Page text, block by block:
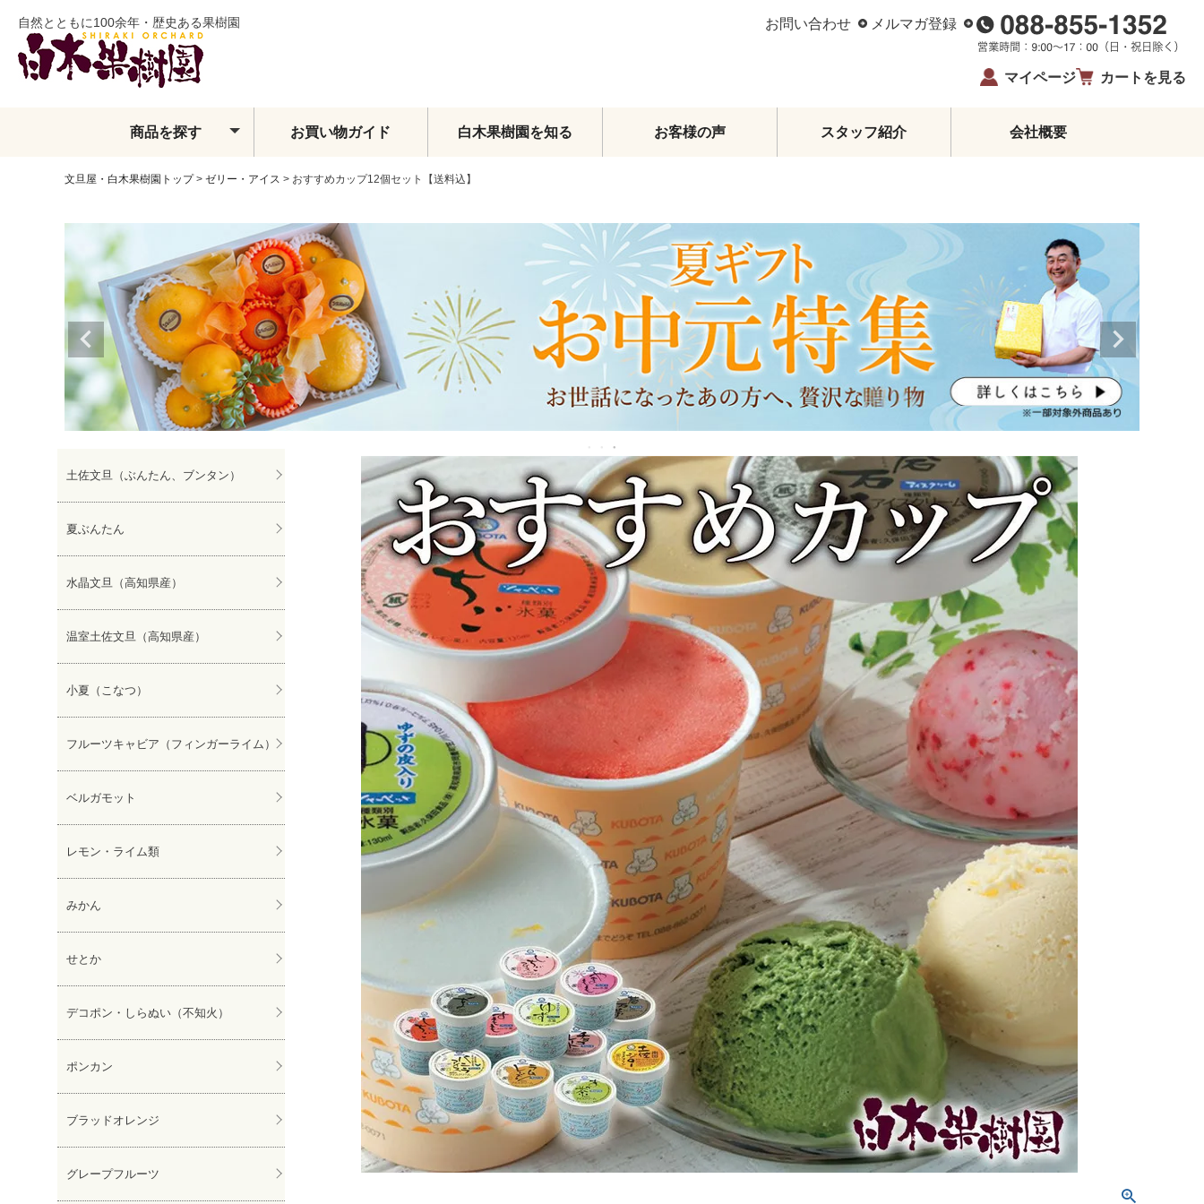
自然とともに100余年・歴史ある果樹園 お問い合わせ メルマガ登録
マイページ カートを見る
商品を探す
土佐文旦
水晶文旦
温室土佐文旦
小夏
フィンガーライム
ベルガモット
レモン・ライム類
みかん
せとか
しらぬい
ぽんかん
その他柑橘類
メロン・スイカ
その他フルーツ
フルーツトマト
頒布会
オーダーメイドフルーツセット
旬のおまかせセット
ゼリー・アイス
柑橘皮むき器
イベント・限定商品
夏ギフト・お中元
お歳暮
生姜
鰹のたたき
お酒
高知県産
坂本龍馬グッズ
お買い物ガイド 白木果樹園を知る お客様の声 スタッフ紹介 会社概要
文旦屋・白木果樹園トップ ゼリー・アイス おすすめカップ12個セット【送料込】
土佐文旦（ぶんたん、ブンタン）
夏ぶんたん
水晶文旦（高知県産）
温室土佐文旦（高知県産）
小夏（こなつ）
フルーツキャビア（フィンガーライム）
ベルガモット
レモン・ライム類
みかん
せとか
デコポン・しらぬい（不知火）
ポンカン
ブラッドオレンジ
グレープフルーツ